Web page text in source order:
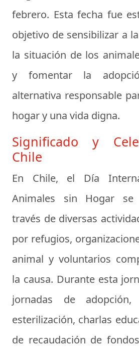
febrero. Esta fecha fue
objetivo de sensibilizar a
la situación de los
y fomentar la
alternativa responsable
hogar y una vida digna.
Significado y
Chile
En Chile, el Día
Animales sin Hogar se
través de diversas
por refugios,
animal y voluntarios
la causa. Durante esta
jornadas de adopción,
esterilización, charlas
de recaudación de